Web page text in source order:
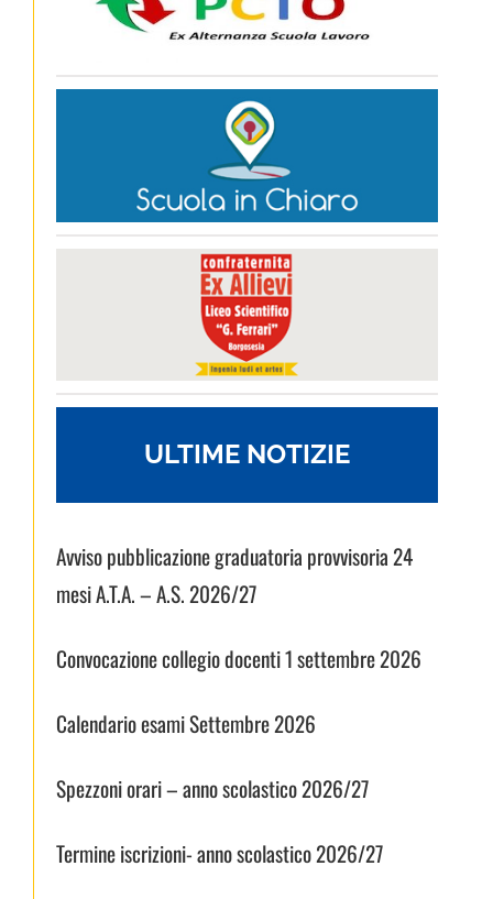
ULTIME NOTIZIE
Avviso pubblicazione graduatoria provvisoria 24
mesi A.T.A. – A.S. 2026/27
Convocazione collegio docenti 1 settembre 2026
Calendario esami Settembre 2026
Spezzoni orari – anno scolastico 2026/27
Termine iscrizioni- anno scolastico 2026/27